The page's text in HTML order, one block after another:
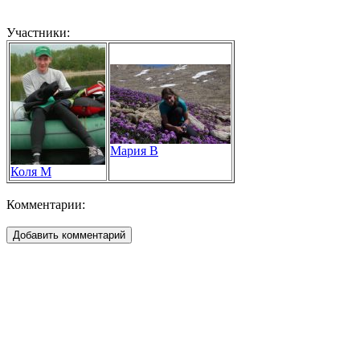
Участники:
Коля М
Мария В
Комментарии: